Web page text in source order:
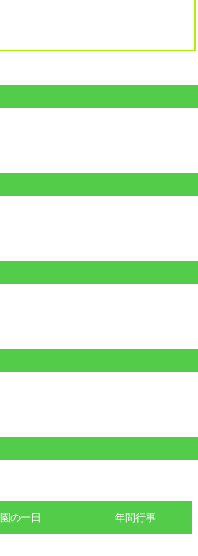
園の一日 年間行事